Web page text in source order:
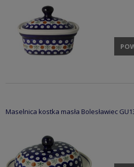
Maselnica kostka masła Bolesławiec